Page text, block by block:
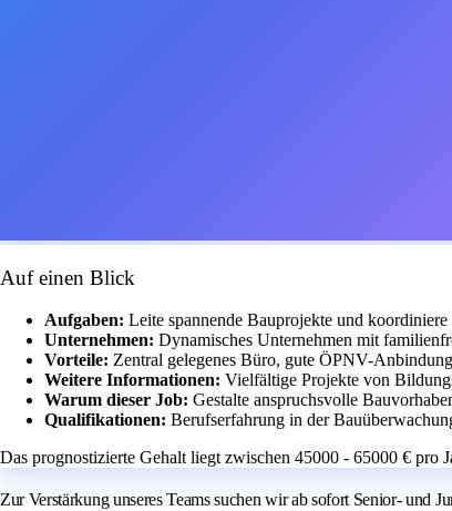
Auf einen Blick
Aufgaben: Leite spannende Bauprojekte und
Unternehmen: Dynamisches Unternehmen mit
Vorteile: Zentral gelegenes Büro, gute ÖPNV-
Weitere Informationen: Vielfältige Projekte von
Warum dieser Job: Gestalte anspruchsvolle
Qualifikationen: Berufserfahrung in der
Das prognostizierte Gehalt liegt zwischen 45000 - 65000 € pro
Zur Verstärkung unseres Teams suchen wir ab sofort Senior- und